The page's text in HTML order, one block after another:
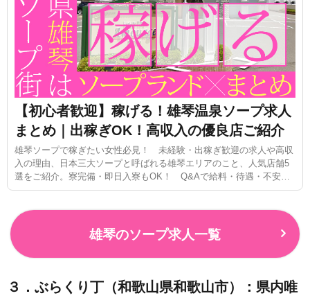
【初心者歓迎】稼げる！雄琴温泉ソープ求人
まとめ｜出稼ぎOK！高収入の優良店ご紹介
雄琴ソープで稼ぎたい女性必見！ 未経験・出稼ぎ歓迎の求人や高収
入の理由、日本三大ソープと呼ばれる雄琴エリアのこと、人気店舗5
選をご紹介。寮完備・即日入寮もOK！ Q&Aで給料・待遇・不安を
徹底解説！
雄琴のソープ求人一覧
３．ぶらくり丁（和歌山県和歌山市）：県内唯